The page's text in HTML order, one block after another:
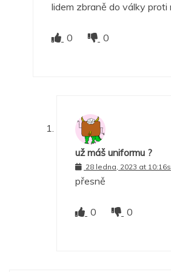
lidem zbraně do války proti
0 0
už máš uniformu ?
28 ledna, 2023 at 10:16s
přesně
0 0